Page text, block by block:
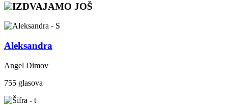
IZDVAJAMO JOŠ
Aleksandra
Angel Dimov
755 glasova